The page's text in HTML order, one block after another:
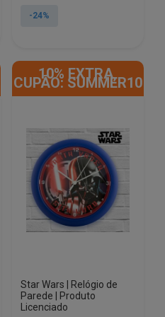
original
atual
-24%
10% EXTRA,
CUPÃO: SUMMER10
Star Wars | Relógio de
Parede | Produto
Licenciado